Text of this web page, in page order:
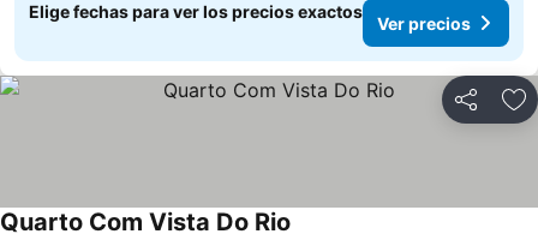
Elige fechas para ver los precios exactos
Ver precios
Compartir
Quarto Com Vista Do Rio